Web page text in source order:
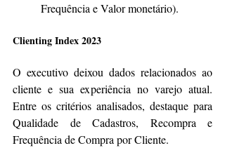
Frequência e Valor monetário).
Clienting Index 2023
O executivo deixou dados relacionados ao
cliente e sua experiência no varejo atual.
Entre os critérios analisados, destaque para
Qualidade de Cadastros, Recompra e
Frequência de Compra por Cliente.